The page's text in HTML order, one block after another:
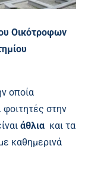
Οικότροφων
οποία
φοιτητές στην
άθλια και τα
καθημερινά